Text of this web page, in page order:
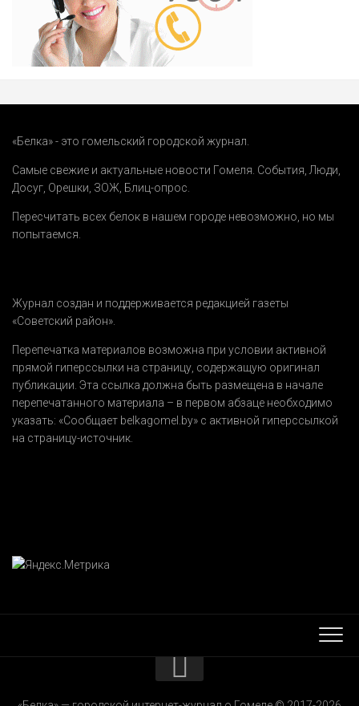
«Белка» - это гомельский городской журнал.
Самые свежие и актуальные новости Гомеля. События Люди
Досуг Орешки ЗОЖ Блиц-опрос
Пересчитать всех белок в нашем городе невозможно, но мы
попытаемся.
Журнал создан и поддерживается редакцией газеты
«Советский район».
Перепечатка материалов возможна при условии активной
прямой гиперссылки на страницу, содержащую оригинал
публикации. Эта ссылка должна быть размещена в начале
перепечатанного материала – в первом абзаце необходимо
указать: «Сообщает belkagomel.by» с активной гиперссылкой
на страницу-источник.